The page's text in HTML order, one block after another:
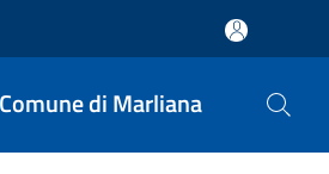
Comune di Marliana